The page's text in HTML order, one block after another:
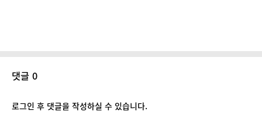
댓글 0
로그인 후 댓글을 작성하실 수 있습니다.